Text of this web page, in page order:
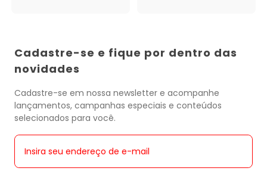
Cadastre-se e fique por dentro das
novidades
Cadastre-se em nossa newsletter e acompanhe
lançamentos, campanhas especiais e conteúdos
selecionados para você.